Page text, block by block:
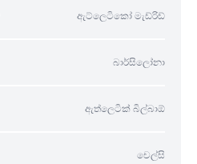
ඇට්ලෙටිකෝ මැඩ්රිඩ්
බාර්සිලෝනා
ඇත්ලෙටික් බිල්බාඕ
චෙල්සි